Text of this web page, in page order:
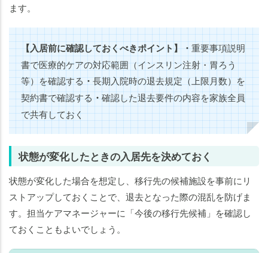
ます。
【入居前に確認しておくべきポイント】・重要事項説明
書で医療的ケアの対応範囲（インスリン注射・胃ろう
等）を確認する・長期入院時の退去規定（上限月数）を
契約書で確認する・確認した退去要件の内容を家族全員
で共有しておく
状態が変化したときの入居先を決めておく
状態が変化した場合を想定し、移行先の候補施設を事前にリ
ストアップしておくことで、退去となった際の混乱を防げま
す。担当ケアマネージャーに「今後の移行先候補」を確認し
ておくこともよいでしょう。